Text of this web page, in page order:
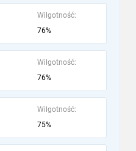
Wilgotność:
76%
Wilgotność:
76%
Wilgotność:
75%